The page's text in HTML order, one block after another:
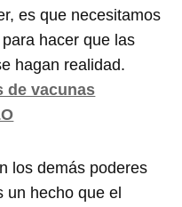
es que necesitamos
hacer que las
hagan realidad.
de vacunas
los demás poderes
un hecho que el